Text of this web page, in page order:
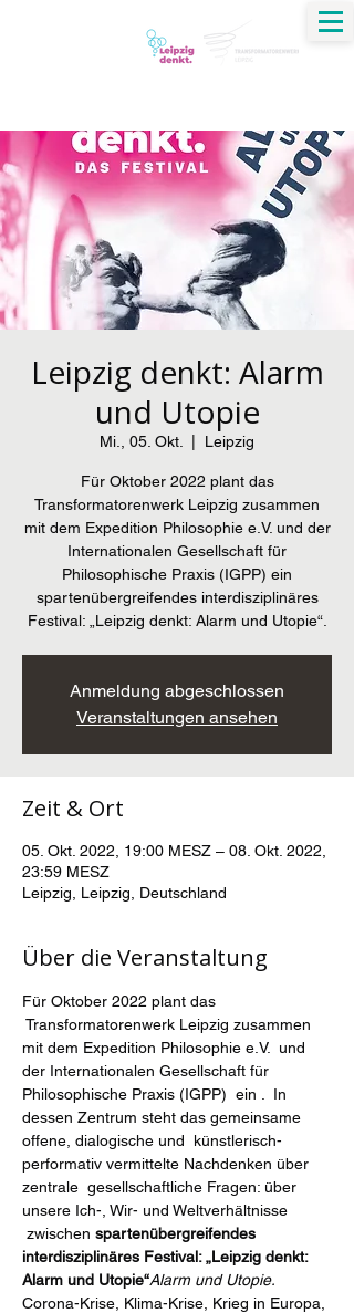
Leipzig denkt: Alarm
und Utopie
Mi., 05. Okt. Leipzig
Für Oktober 2022 plant das
Transformatorenwerk Leipzig zusammen
mit dem Expedition Philosophie e.V. und der
Internationalen Gesellschaft für
Philosophische Praxis (IGPP) ein
spartenübergreifendes interdisziplinäres
Festival: „Leipzig denkt: Alarm und Utopie“.
Anmeldung abgeschlossen
Veranstaltungen ansehen
Zeit & Ort
05. Okt. 2022, 19:00 MESZ – 08. Okt. 2022,
23:59 MESZ
Leipzig, Leipzig, Deutschland
Über die Veranstaltung
Für Oktober 2022 plant das
Transformatorenwerk Leipzig zusammen
mit dem Expedition Philosophie e.V.  und
der Internationalen Gesellschaft für
Philosophische Praxis (IGPP)  ein
.  In
dessen Zentrum steht das gemeinsame
offene, dialogische und  künstlerisch-
performativ vermittelte Nachdenken über
zentrale  gesellschaftliche Fragen: über
unsere Ich-, Wir- und Weltverhältnisse
zwischen spartenübergreifendes
interdisziplinäres Festival: „Leipzig denkt:
Alarm und Utopie“Alarm und Utopie.
Corona-Krise, Klima-Krise, Krieg in Europa,